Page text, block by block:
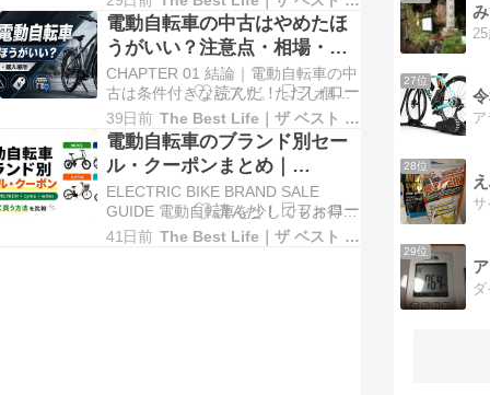
マチャリ感のある電動自転車は苦
手。でも、通勤や街乗りをもっとス
マートにしたい」という大人に向い
た次世代モビリティです。 見た目は
コンパクトな自転車の…
電動自転車の中古はやめたほ
うがいい？注意点・相場・ど
こで買うべきか解説
CHAPTER 01 結論｜電動自転車の中
古は条件付きならアリ。ただし個人
売買は慎重に まず結論からいうと、
電動自転車の中古は「絶対にやめた
ほうがいい」とまでは言い切れませ
ん。 ただし、普通の自転車と同じ感
覚で「安いから」という理由だけで
選ぶと、あとから後悔しやすいのも
事実です…
39日前 The Best Life｜ザ ベスト ライフ
電動自転車のブランド別セー
ル・クーポンまとめ｜
MOVE・PELTECH・cyma・
wimoの安く買う方法
ELECTRIC BIKE BRAND SALE
GUIDE 電動自転車を少しでもお得に
選ぶなら、ブランドごとのセール・
クーポン情報を確認しておくことが
41日前 The Best Life｜ザ ベスト ライフ
27位
28位
29位